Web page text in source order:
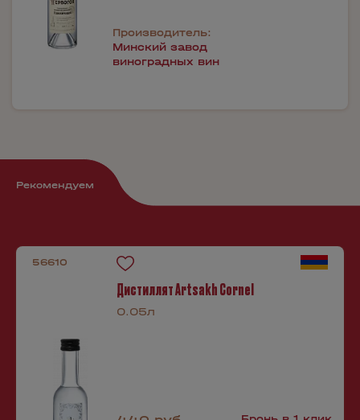
Производитель:
Минский завод
виноградных вин
Рекомендуем
56610
Дистиллят Artsakh Cornel
0.05л